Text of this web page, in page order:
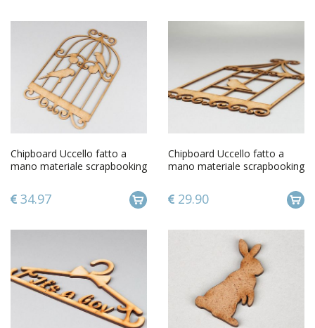
Chipboard Uccello fatto a
mano materiale scrapbooking
34.97
Chipboard Uccello fatto a
mano materiale scrapbooking
29.90